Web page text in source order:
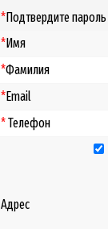
*Подтвердите пароль
*Имя
*Фамилия
*Email
*Телефон
Адрес